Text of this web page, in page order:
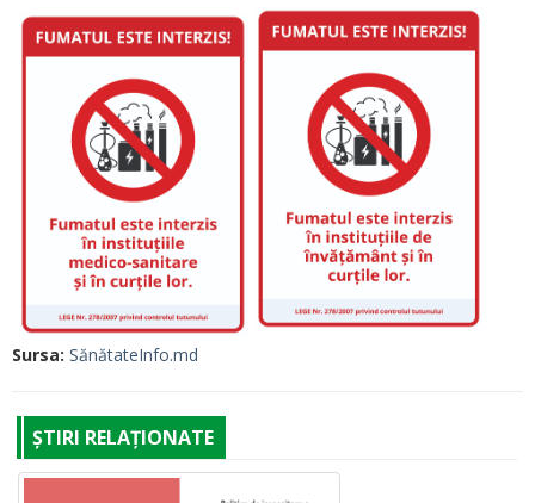
Sursa: SănătateInfo.md
ȘTIRI RELAȚIONATE